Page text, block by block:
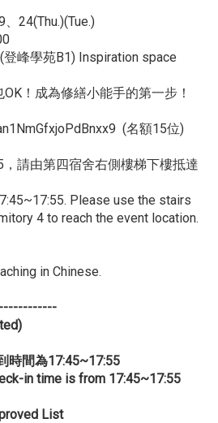
24(Thu.)(Tue.)
峰學苑B1) Inspiration space
！成為修繕小能手的第一步！
(名額15位)
請由第四宿舍右側樓梯下樓抵達
Please use the stairs
4 to reach the event location.
in Chinese.
時間為17:45~17:55
in time is from 17:45~17:55
List